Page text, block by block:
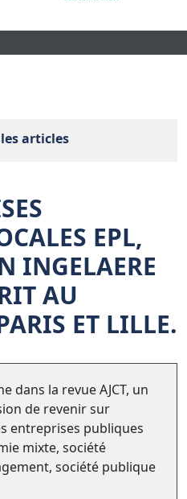
articles
EPL,
INGELAERE
AU
ET LILLE.
dans la revue AJCT, un
de revenir sur
entreprises publiques
mixte, société
société publique